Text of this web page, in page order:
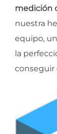
medición
nuestra
equipo,
la
conseguir